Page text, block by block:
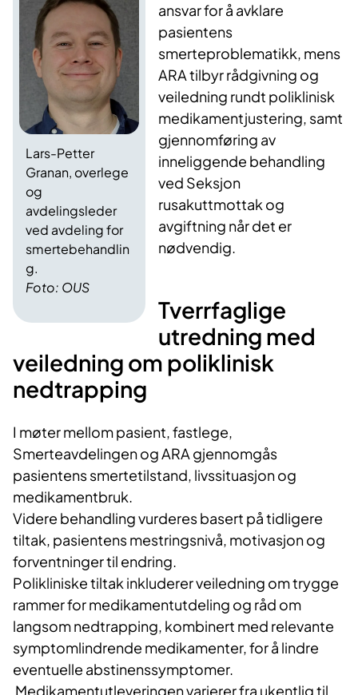
Foto: OUS
Lars-Petter
Granan, overlege
og
avdelingsleder
ved avdeling for
smertebehandlin
g.
ansvar for å avklare
pasientens
smerteproblematikk, mens
ARA tilbyr rådgivning og
veiledning rundt poliklinisk
medikamentjustering, samt
gjennomføring av
inneliggende behandling
ved Seksjon
rusakuttmottak og
avgiftning når det er
nødvendig.
Tverrfaglige
utredning med
veiledning om poliklinisk
nedtrapping
I møter mellom pasient, fastlege,
Smerteavdelingen og ARA gjennomgås
pasientens smertetilstand, livssituasjon og
medikamentbruk.
Videre behandling vurderes basert på tidligere
tiltak, pasientens mestringsnivå, motivasjon og
forventninger til endring.
Polikliniske tiltak inkluderer veiledning om trygge
rammer for medikamentutdeling og råd om
langsom nedtrapping, kombinert med relevante
symptomlindrende medikamenter, for å lindre
eventuelle abstinenssymptomer.
Medikamentutleveringen varierer fra ukentlig til